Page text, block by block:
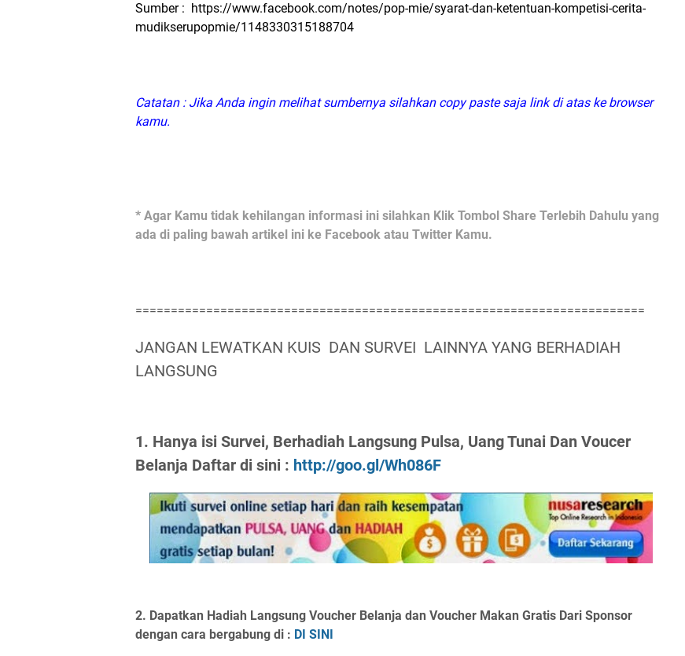
Sumber : https://www.facebook.com/notes/pop-mie/syarat-dan-ketentuan-kompetisi-cerita-
mudikserupopmie/1148330315188704
Catatan : Jika Anda ingin melihat sumbernya silahkan copy paste saja link di atas ke browser
kamu.
* Agar Kamu tidak kehilangan informasi ini silahkan Klik Tombol Share Terlebih Dahulu yang
ada di paling bawah artikel ini ke Facebook atau Twitter Kamu.
========================================================================
JANGAN LEWATKAN KUIS DAN SURVEI LAINNYA YANG BERHADIAH
LANGSUNG
1. Hanya isi Survei, Berhadiah Langsung Pulsa, Uang Tunai Dan Voucer
Belanja Daftar di sini : http://goo.gl/Wh086F
2. Dapatkan Hadiah Langsung Voucher Belanja dan Voucher Makan Gratis Dari Sponsor
dengan cara bergabung di : DI SINI